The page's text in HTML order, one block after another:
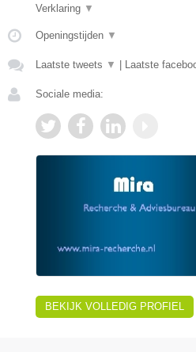
Verklaring ▼
Openingstijden ▼
Laatste tweets ▼ Laatste
Sociale media:
BEKIJK VOLLEDIG PROFIEL